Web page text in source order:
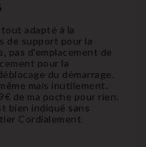
adapté à la
de support pour la
pas d'emplacement de
pour la
du démarrage.
mais inutilement.
de ma poche pour rien.
bien indiqué sans
Cordialement